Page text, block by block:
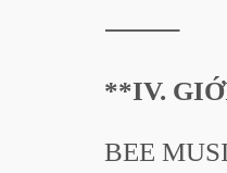
⸻
**IV.
BEE